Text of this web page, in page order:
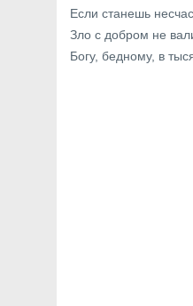
Если станешь
Зло с добром не
Богу, бедному, в